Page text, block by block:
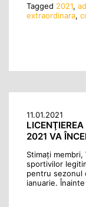
Tagged 2021,
extraordinara,
11.01.2021
2021 VA
Stimaţi
sportivilor
pentru sezonul
ianuarie.